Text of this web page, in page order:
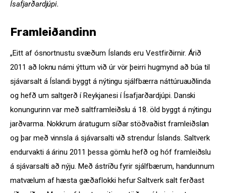
Ísafjarðardjúpi.
Framleiðandinn
„Eitt af ósnortnustu svæðum Íslands eru Vestfirðirnir. Árið
2011 að loknu námi ýttum við úr vör þeirri hugmynd að búa til
sjávarsalt á Íslandi byggt á nýtingu sjálfbærra náttúruauðlinda
og hefð um saltgerð í Reykjanesi í Ísafjarðardjúpi. Danski
konungurinn var með saltframleiðslu á 18. öld byggt á nýtingu
jarðvarma. Nokkrum áratugum síðar stöðvaðist framleiðslan
og þar með vinnsla á sjávarsalti við strendur Íslands. Saltverk
endurvakti á árinu 2011 þessa gömlu hefð og hóf framleiðslu
á sjávarsalti að nýju. Með ástríðu fyrir sjálfbærum, handunnum
matvælum af hæsta gæðaflokki hefur Saltverk salt ferðast